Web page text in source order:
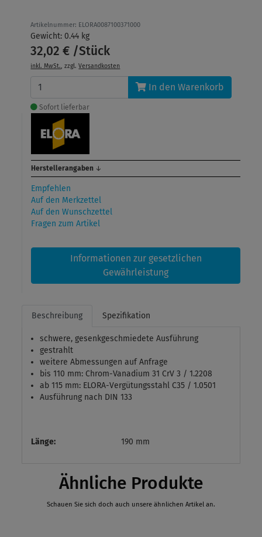
Artikelnummer: ELORA0087100371000
Gewicht: 0.44 kg
32,02 € /Stück
inkl. MwSt. , zzgl.Versandkosten
In den Warenkorb
Sofort lieferbar
Herstellerangaben ↓
Empfehlen
Auf den Merkzettel
Auf den Wunschzettel
Fragen zum Artikel
Informationen zur gesetzlichen
Gewährleistung
Beschreibung Spezifikation
schwere, gesenkgeschmiedete Ausführung
gestrahlt
weitere Abmessungen auf Anfrage
bis 110 mm: Chrom-Vanadium 31 CrV 3 / 1.2208
ab 115 mm: ELORA-Vergütungsstahl C35 / 1.0501
Ausführung nach DIN 133
Länge: 190 mm
Ähnliche Produkte
Schauen Sie sich doch auch unsere ähnlichen Artikel an.